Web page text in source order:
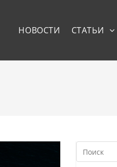
НОВОСТИ СТАТЬИ